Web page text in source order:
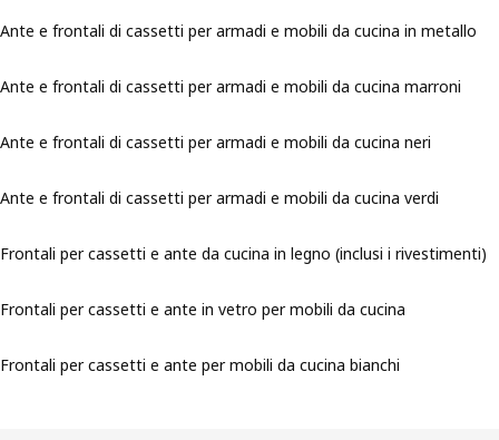
Ante e frontali di cassetti per armadi e mobili da cucina in metallo
Ante e frontali di cassetti per armadi e mobili da cucina marroni
Ante e frontali di cassetti per armadi e mobili da cucina neri
Ante e frontali di cassetti per armadi e mobili da cucina verdi
Frontali per cassetti e ante da cucina in legno (inclusi i rivestimenti)
Frontali per cassetti e ante in vetro per mobili da cucina
Frontali per cassetti e ante per mobili da cucina bianchi